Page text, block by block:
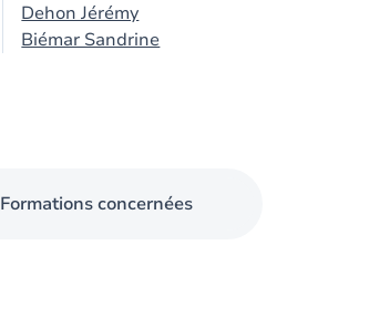
Dehon Jérémy
Biémar Sandrine
Formations concernées